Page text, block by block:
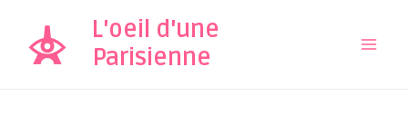
contenu
L'oeil d'une
Parisienne